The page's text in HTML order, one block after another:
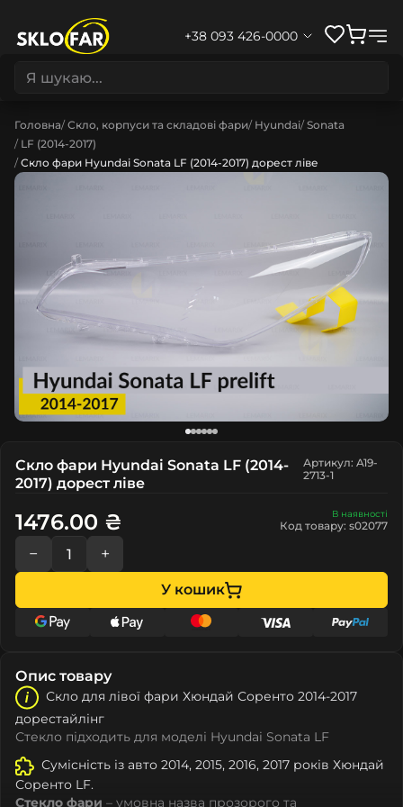
+38 093 426-0000
Головна Скло, корпуси та складові фари Hyundai Sonata
LF (2014-2017)
Скло фари Hyundai Sonata LF (2014-2017) дорест ліве
Скло фари Hyundai Sonata LF (2014-
2017) дорест ліве
Артикул: A19-
2713-1
В наявності
Код товару: s02077
1476.00 ₴
− +
У кошик
Опис товару
Скло для лівої фари Хюндай Соренто 2014-2017
дорестайлінг
Стекло підходить для моделі Hyundai Sonata LF
Сумісність із авто 2014, 2015, 2016, 2017 років Хюндай
Соренто LF.
Стекло фари – умовна назва прозорого та